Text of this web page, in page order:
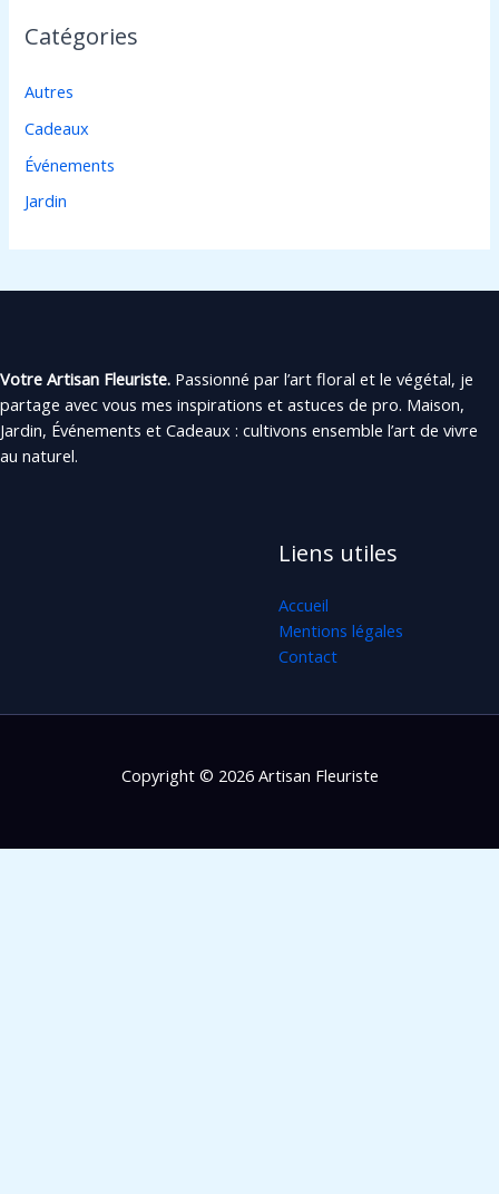
Catégories
Autres
Cadeaux
Événements
Jardin
Votre Artisan Fleuriste. Passionné par l’art floral et le végétal, je
partage avec vous mes inspirations et astuces de pro. Maison,
Jardin, Événements et Cadeaux : cultivons ensemble l’art de vivre
au naturel.
Liens utiles
Accueil
Mentions légales
Contact
Copyright © 2026 Artisan Fleuriste